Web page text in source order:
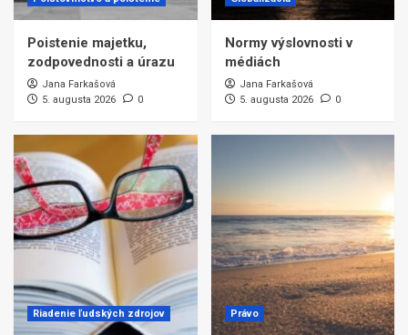
Poistenie majetku,
zodpovednosti a úrazu
Jana Farkašová
5. augusta 2026
0
Normy výslovnosti v
médiách
Jana Farkašová
5. augusta 2026
0
Riadenie ľudských zdrojov Právo